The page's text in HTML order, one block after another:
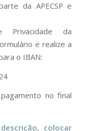
da APECSP e
da
e realize a
o IBAN:
no final
colocar